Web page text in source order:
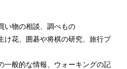
い物の相談、調べもの
け花、囲碁や将棋の研究、旅行プ
一般的な情報、ウォーキングの記